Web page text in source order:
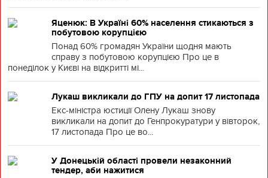
Яценюк: В Україні 60% населення стикаються з
побутовою корупцією
Понад 60% громадян України щодня мають
справу з побутовою корупцією Про це в
понеділок у Києві на відкритті мі...
Лукаш викликали до ГПУ на допит 17 листопада
Екс-міністра юстиції Олену Лукаш знову
викликали на допит до Генпрокуратури у вівторок,
17 листопада Про це во...
У Донецькій області провели незаконний
тендер, аби нажитися